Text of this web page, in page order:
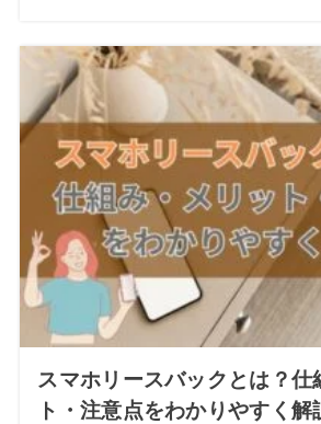
スマホリースバックとは？仕
ト・注意点をわかりやすく解